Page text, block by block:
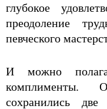
глубокое
преодоление
певческого
И можно
комплименты.
сохранились